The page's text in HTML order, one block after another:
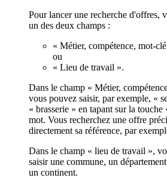
Pour lancer une recherche d'offres,
un des deux champs :
« Métier, compétence, mot-
ou
« Lieu de travail ».
Dans le champ « Métier,
vous pouvez saisir, par exemple, «
« brasserie » en tapant sur la touche
mot. Vous recherchez une offre
directement sa référence, par
Dans le champ « lieu de travail »,
saisir une commune, un
un continent.